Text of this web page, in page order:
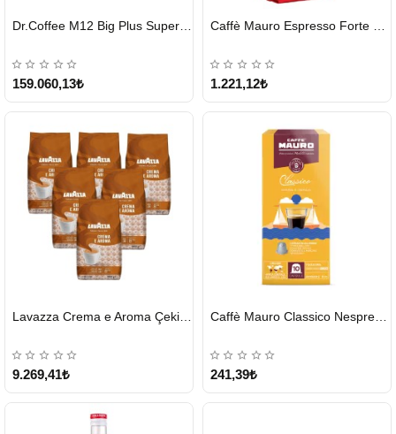
GÖNDERİ
159.060,13₺
GÖNDERİ
1.221,12₺
GÖNDERİ
9.269,41₺
GÖNDERİ
Caffè Mauro Classico Nespresso Kapsül
241,39₺